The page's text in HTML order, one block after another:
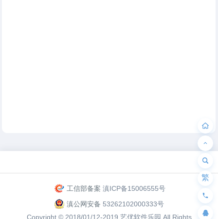
工信部备案 滇ICP备15006555号
滇公网安备 53262102000333号
Copyright © 2018/01/12-2019 艺优软件乐园 All Rights
繁